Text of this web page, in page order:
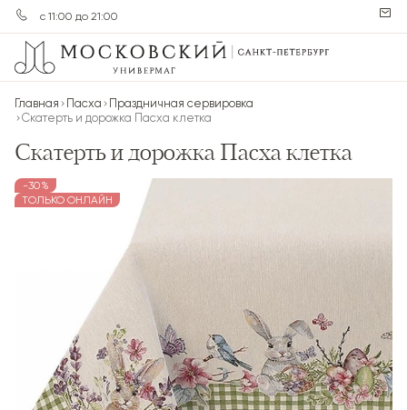
с 11:00 до 21:00
Главная Пасха
Праздничная сервировка
Скатерть и дорожка Пасха клетка
Скатерть и дорожка Пасха клетка
-30%
ТОЛЬКО ОНЛАЙН